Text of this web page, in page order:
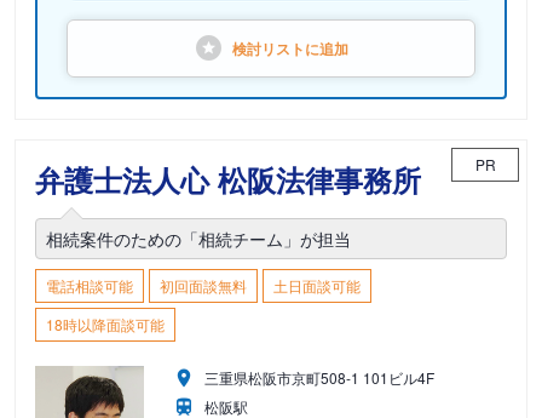
検討リストに追加
弁護士法人心 松阪法律事務所 PR
相続案件のための「相続チーム」が担当
電話相談可能 初回面談無料
土日面談可能
18時以降面談可能
三重県松阪市京町508-1 101ビル4F
松阪駅